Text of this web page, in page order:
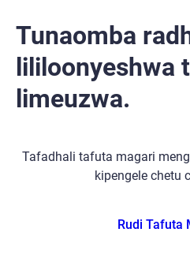
Tunaomba
lililoonyeshwa
limeuzwa.
Tafadhali tafuta magari
kipengele chetu
Rudi Tafuta